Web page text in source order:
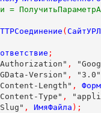
=
(СайтУРЛ
;
,
Version" ,
"3.0"
Length" ,
Type" ,
, ИмяФайла );